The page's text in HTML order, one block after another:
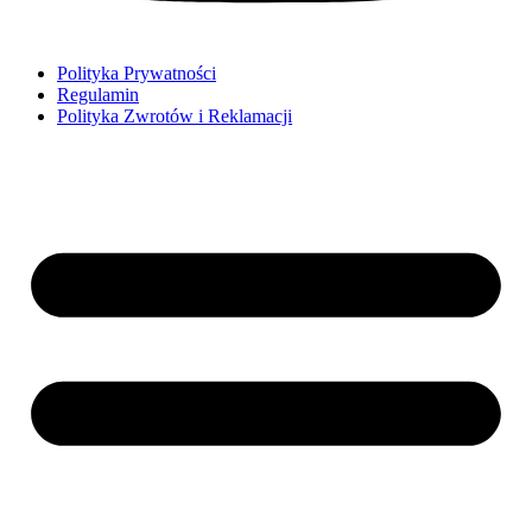
Polityka Prywatności
Regulamin
Polityka Zwrotów i Reklamacji